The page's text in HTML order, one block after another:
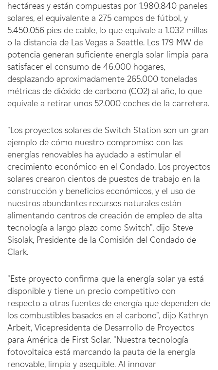
hectáreas y están compuestas por 1.980.840 paneles
solares, el equivalente a 275 campos de fútbol, y
5.450.056 pies de cable, lo que equivale a 1.032 millas
o la distancia de Las Vegas a Seattle. Los 179 MW de
potencia generan suficiente energía solar limpia para
satisfacer el consumo de 46.000 hogares,
desplazando aproximadamente 265.000 toneladas
métricas de dióxido de carbono (CO2) al año, lo que
equivale a retirar unos 52.000 coches de la carretera.
"Los proyectos solares de Switch Station son un gran
ejemplo de cómo nuestro compromiso con las
energías renovables ha ayudado a estimular el
crecimiento económico en el Condado. Los proyectos
solares crearon cientos de puestos de trabajo en la
construcción y beneficios económicos, y el uso de
nuestros abundantes recursos naturales están
alimentando centros de creación de empleo de alta
tecnología a largo plazo como Switch", dijo Steve
Sisolak, Presidente de la Comisión del Condado de
Clark.
"Este proyecto confirma que la energía solar ya está
disponible y tiene un precio competitivo con
respecto a otras fuentes de energía que dependen de
los combustibles basados en el carbono", dijo Kathryn
Arbeit, Vicepresidenta de Desarrollo de Proyectos
para América de First Solar. "Nuestra tecnología
fotovoltaica está marcando la pauta de la energía
renovable, limpia y asequible. Al innovar